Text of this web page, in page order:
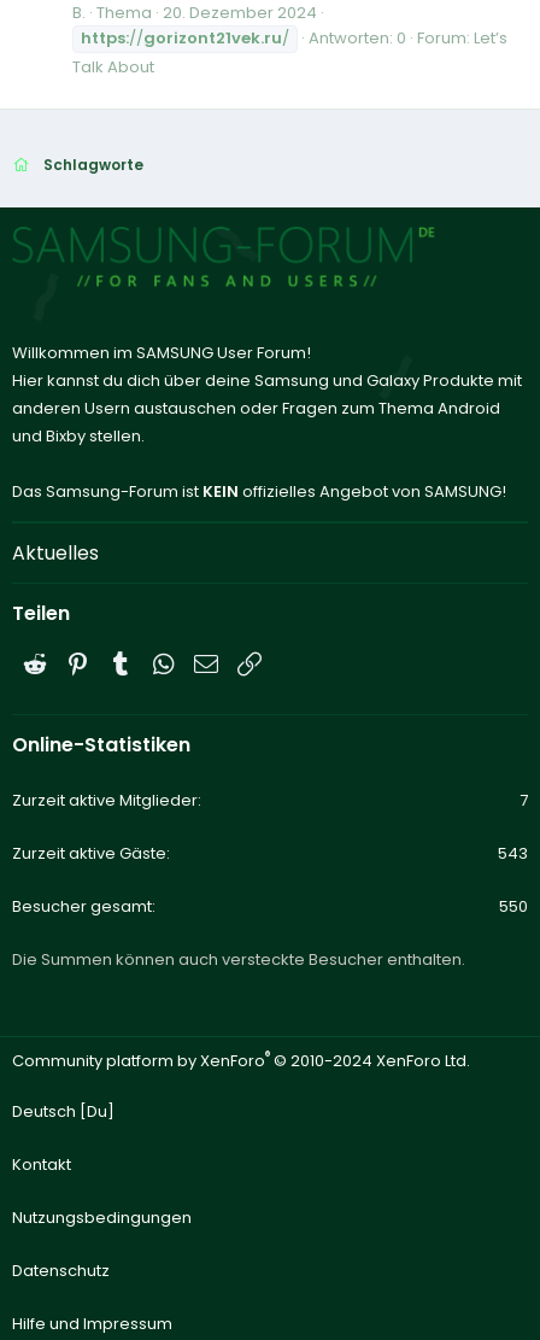
B. Thema 20. Dezember 2024
https://gorizont21vek.ru/ Antworten: 0 Forum: Let’s
Talk About
Schlagworte
Willkommen im SAMSUNG User Forum!
Hier kannst du dich über deine Samsung und Galaxy Produkte mit
anderen Usern austauschen oder Fragen zum Thema Android
und Bixby stellen.
Das Samsung-Forum ist KEIN offizielles Angebot von SAMSUNG!
Aktuelles
Teilen
Reddit PinterestTumblrWhatsApp
E-Mail
Online-Statistiken
Zurzeit aktive Mitglieder 7
Zurzeit aktive Gäste 543
Besucher gesamt 550
Die Summen können auch versteckte Besucher enthalten.
Community platform by XenForo® © 2010-2024 XenForo Ltd.
Deutsch [Du]
Kontakt
Nutzungsbedingungen
Datenschutz
Hilfe und Impressum